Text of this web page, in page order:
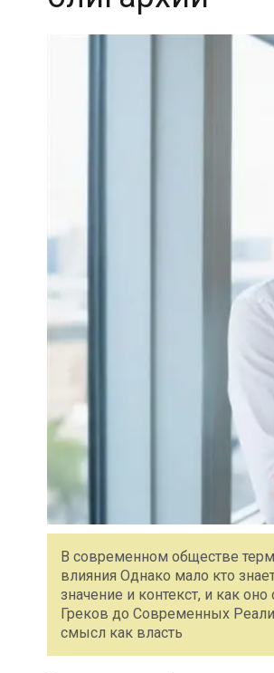
В современном обществе
влияния Однако мало кто
значение и контекст, и как
Греков до Современных
смысл как власть